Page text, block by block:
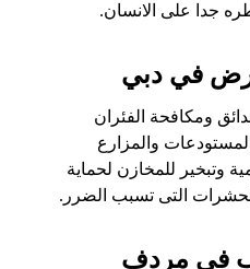
جدا على الانسان.
في دبي
ومكافحة الفئران
والمزارع
وتبخير للمخازن لحماية
الحشرات التى تسبب الضرر.
في مردف